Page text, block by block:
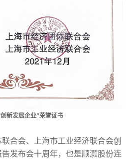
新发展企业”荣誉证书
合会、上海市工业经济联合会创
发布会十周年，也是顺灏股份连